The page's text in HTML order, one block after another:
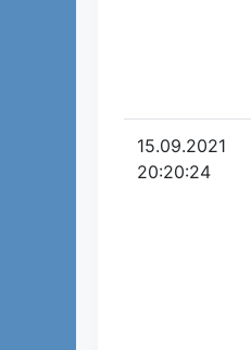
15.09.2021
20:20:24